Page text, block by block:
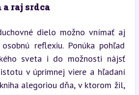
raj srdca
dielo možno vnímať aj
reflexiu. Ponúka pohľad
sveta i do možnosti nájsť
v úprimnej viere a hľadaní
alegoriou dňa, v ktorom žil,